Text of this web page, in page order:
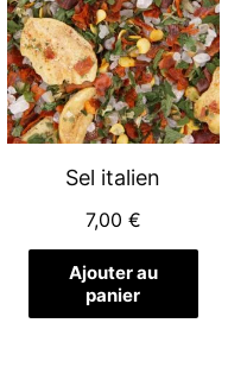
Sel italien
7,00 €
Ajouter au
panier